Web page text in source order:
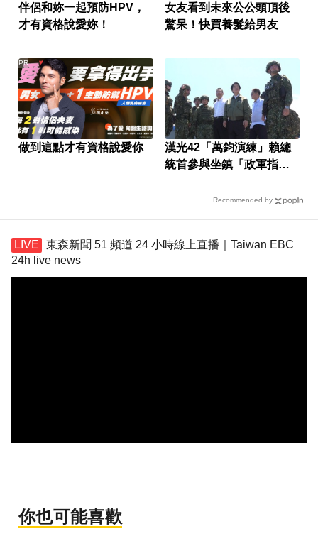
伴侶和妳一起預防HPV，
才有資格說愛妳！
女友看到未來公公頭頂後
驚呆！快買養髮給男友
做到這點才有資格說愛你
PR
漢光42「萬鈞演練」賴總
統首參與坐鎮「政軍指揮
Recommended by
東森新聞 51 頻道 24 小時線上直播｜Taiwan EBC
24h live news
你也可能喜歡